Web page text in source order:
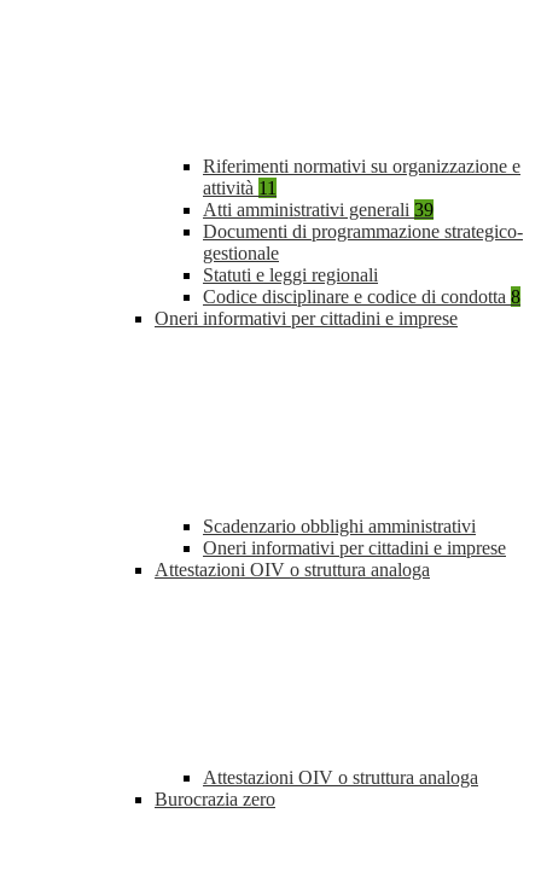
Riferimenti normativi su organizzazione e
attività 11
Atti amministrativi generali 39
Documenti di programmazione strategico-
gestionale
Statuti e leggi regionali
Codice disciplinare e codice di condotta 8
Oneri informativi per cittadini e imprese
Scadenzario obblighi amministrativi
Oneri informativi per cittadini e imprese
Attestazioni OIV o struttura analoga
Attestazioni OIV o struttura analoga
Burocrazia zero